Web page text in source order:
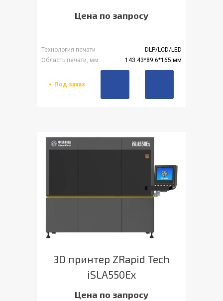
Цена по запросу
Технология печати
DLP/LCD/LED
Область печати, мм
143.43*89.6*165 мм
Под заказ
3D принтер ZRapid Tech
iSLA550Ex
Цена по запросу